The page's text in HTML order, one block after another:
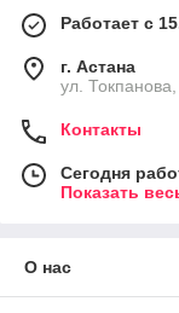
Работает с
г. Астана
ул.
Контакты
Сегодня
Показать
О нас